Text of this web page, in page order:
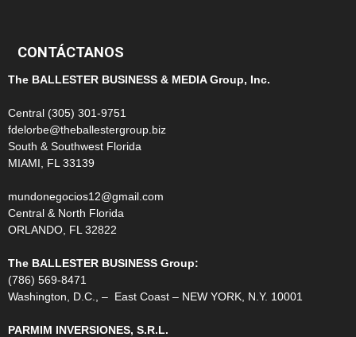
CONTÁCTANOS
The BALLESTER BUSINESS & MEDIA Group, Inc.
Central (305) 301-9751
fdelorbe@theballestergroup.biz
South & Southwest Florida
MIAMI, FL 33139
mundonegocios12@gmail.com
Central & North Florida
ORLANDO, FL 32822
The BALLESTER BUSINESS Group:
(786) 569-8471
Washington, D.C., – East Coast – NEW YORK, N.Y. 10001
PARMIM INVERSIONES, S.R.L.